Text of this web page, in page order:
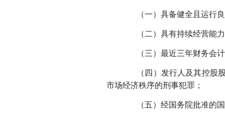
（一）具备健全且运行良
（二）具有持续经营能
（三）最近三年财务会计
（四）发行人及其控股股
市场经济秩序的刑事犯罪；
（五）经国务院批准的国